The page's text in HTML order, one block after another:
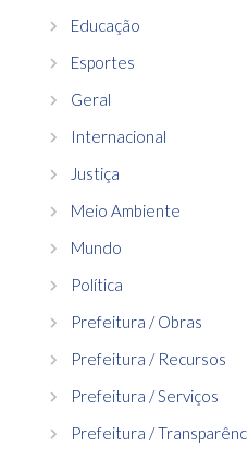
Educação
Esportes
Geral
Internacional
Justiça
Meio Ambiente
Mundo
Política
Prefeitura / Obras
Prefeitura / Recursos
Prefeitura / Serviços
Prefeitura /